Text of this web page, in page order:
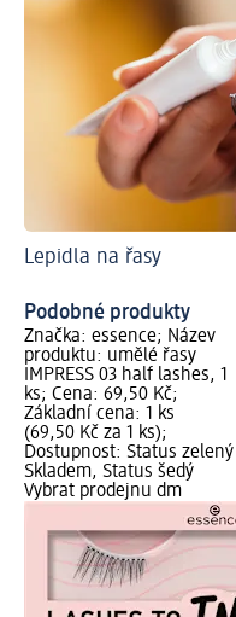
Lepidla na řasy
Podobné produkty
Značka: essence; Název
produktu: umělé řasy
IMPRESS 03 half lashes, 1
ks; Cena: 69,50 Kč;
Základní cena: 1 ks
(69,50 Kč za 1 ks);
Dostupnost: Status zelený
Skladem, Status šedý
Vybrat prodejnu dm